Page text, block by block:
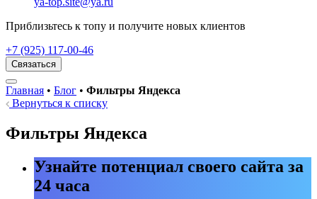
Приблизьтесь к топу и получите новых клиентов
+7 (925) 117-00-46
Связаться
Главная • Блог • Фильтры Яндекса
Вернуться к списку
Фильтры Яндекса
Узнайте потенциал своего сайта за
24 часа